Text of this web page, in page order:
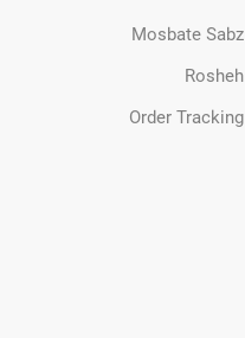
Mosbate Sabz
Rosheh
Order Tracking